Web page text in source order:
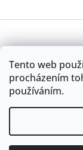
Tento web
procházením
používáním.
poznámky na
obchodní